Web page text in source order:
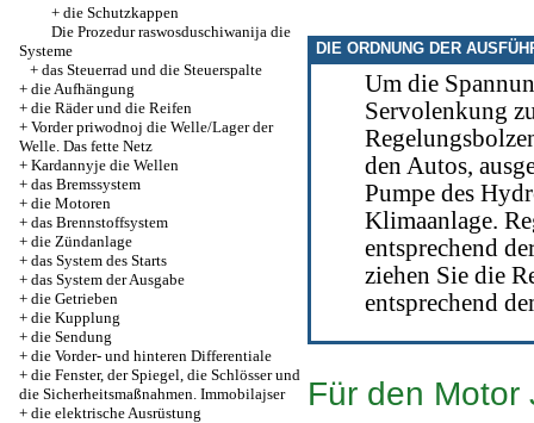
+ die Schutzkappen
Die Prozedur raswosduschiwanija die
Systeme
+ das Steuerrad und die Steuerspalte
+ die Aufhängung
+ die Räder und die Reifen
+ Vorder priwodnoj die Welle/Lager der
Welle. Das fette Netz
+ Kardannyje die Wellen
+ das Bremssystem
+ die Motoren
+ das Brennstoffsystem
+ die Zündanlage
+ das System des Starts
+ das System der Ausgabe
+ die Getrieben
+ die Kupplung
+ die Sendung
+ die Vorder- und hinteren Differentiale
+ die Fenster, der Spiegel, die Schlösser und
die Sicherheitsmaßnahmen. Immobilajser
+ die elektrische Ausrüstung
DIE ORDNUNG DER
Um die
Servolenkung
den Autos,
Pumpe des
Klimaanlage.
entsprechend
ziehen Sie die
entsprechend
Für den Motor